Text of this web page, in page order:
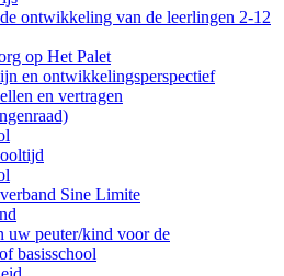
ontwikkeling van de leerlingen 2-12
op Het Palet
en ontwikkelingsperspectief
en vertragen
Sine Limite
uw peuter/kind voor de
basisschool